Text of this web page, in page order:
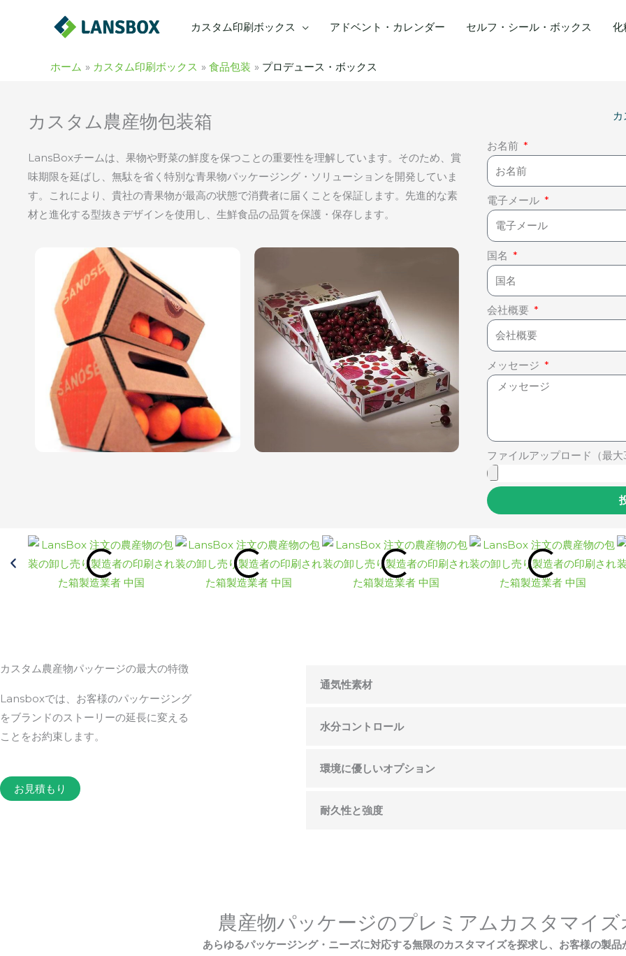
カスタム印刷ボックス アドベント・カレンダー セルフ・シール・ボックス 化
ホーム カスタム印刷ボックス 食品包装 プロデュース・ボックス
カスタム農産物包装箱
LansBoxチームは、果物や野菜の鮮度を保つことの重要性を理解しています。そのため、賞
味期限を延ばし、無駄を省く特別な青果物パッケージング・ソリューションを開発していま
す。これにより、貴社の青果物が最高の状態で消費者に届くことを保証します。先進的な素
材と進化する型抜きデザインを使用し、生鮮食品の品質を保護・保存します。
お名前
電子メール
国名
会社概要
メッセージ
ファイルアップロード（最大3
カスタム農産物パッケージの最大の特徴
Lansboxでは、お客様のパッケージング
をブランドのストーリーの延長に変える
ことをお約束します。
お見積もり
通気性素材
水分コントロール
環境に優しいオプション
耐久性と強度
農産物パッケージのプレミアムカスタマイ
あらゆるパッケージング・ニーズに対応する無限のカスタマイズを探求し、お客様の製品